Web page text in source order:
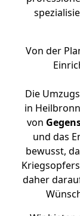
Von der
Die
in
von
und das
bewusst,
daher